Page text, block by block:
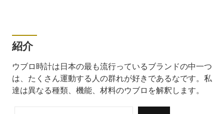
紹介
ウブロ時計は日本の最も流行っているブランドの中一つ
は、たくさん運動する人の群れが好きであるなです。私
達は異なる種類、機能、材料のウブロを解釈します。